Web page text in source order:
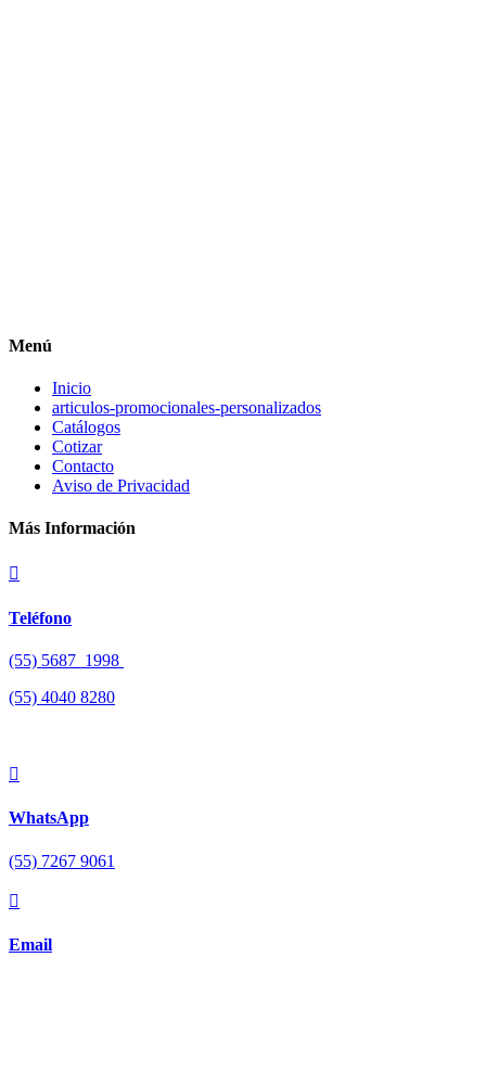
Menú
Inicio
articulos-promocionales-personalizados
Catálogos
Cotizar
Contacto
Aviso de Privacidad
Más Información

Teléfono
(55) 5687 1998
(55) 4040 8280

WhatsApp
(55) 7267 9061

Email